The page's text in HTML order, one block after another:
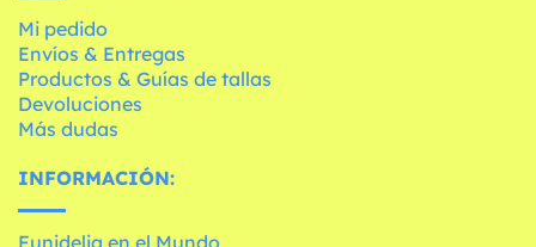
Mi pedido
Envíos & Entregas
Productos & Guías de tallas
Devoluciones
Más dudas
INFORMACIÓN: